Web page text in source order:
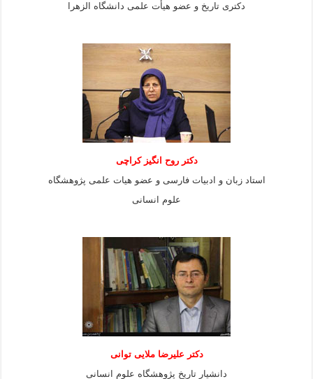
دکتری تاریخ و عضو هیأت علمی دانشگاه الزهرا
دکتر روح انگیز کراچی
استاد زبان و ادبیات فارسی و عضو هیات علمی پژوهشگاه
علوم انسانی
دكتر عليرضا ملايى توانی
دانشيار تاريخ پژوهشگاه علوم انسانی